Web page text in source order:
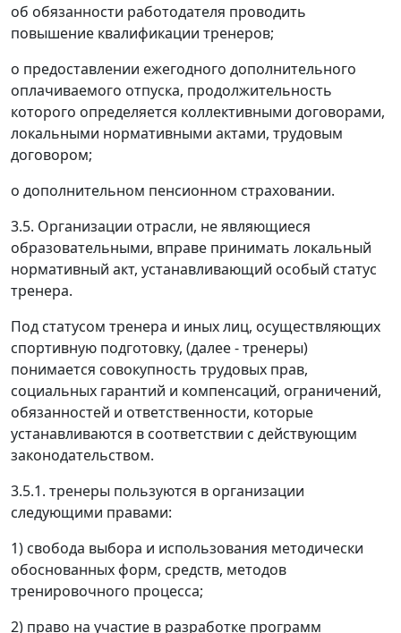
об обязанности работодателя проводить
повышение квалификации тренеров;
о предоставлении ежегодного дополнительного
оплачиваемого отпуска, продолжительность
которого определяется коллективными договорами,
локальными нормативными актами, трудовым
договором;
о дополнительном пенсионном страховании.
3.5. Организации отрасли, не являющиеся
образовательными, вправе принимать локальный
нормативный акт, устанавливающий особый статус
тренера.
Под статусом тренера и иных лиц, осуществляющих
спортивную подготовку, (далее - тренеры)
понимается совокупность трудовых прав,
социальных гарантий и компенсаций, ограничений,
обязанностей и ответственности, которые
устанавливаются в соответствии с действующим
законодательством.
3.5.1. тренеры пользуются в организации
следующими правами:
1) свобода выбора и использования методически
обоснованных форм, средств, методов
тренировочного процесса;
2) право на участие в разработке программ